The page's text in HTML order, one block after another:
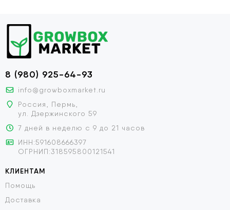
8 (980) 925-64-93
info@growboxmarket.ru
Россия, Пермь,
ул. Дзержинского 59
7 дней в неделю с 9 до 21 часов
ИНН:591608666397
ОГРНИП:318595800121541
КЛИЕНТАМ
Помощь
Доставка